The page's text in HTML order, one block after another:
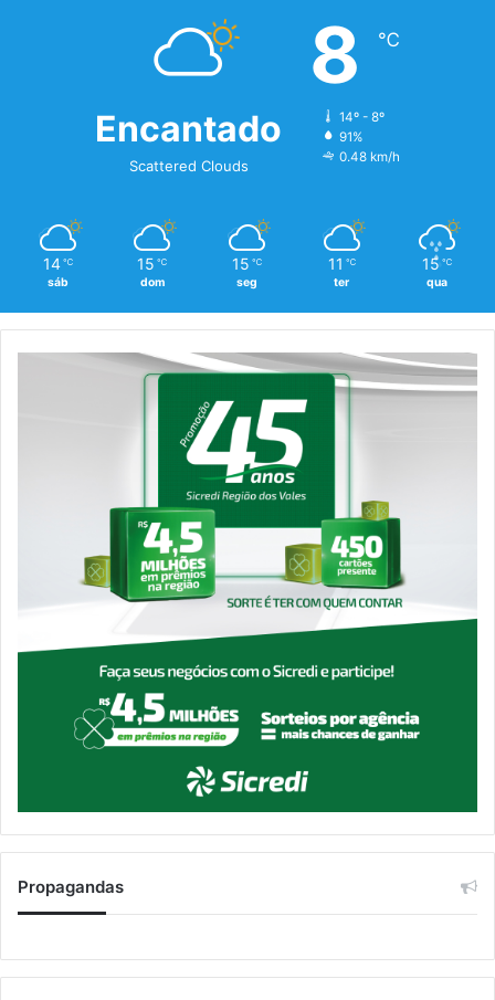
Encantado
Scattered Clouds
8 ℃
14º - 8º
91%
0.48 km/h
14 ℃
sáb
15 ℃
dom
15 ℃
seg
11 ℃
ter
15 ℃
qua
Propagandas